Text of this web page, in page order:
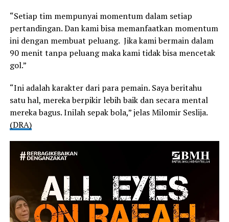
“Setiap tim mempunyai momentum dalam setiap
pertandingan. Dan kami bisa memanfaatkan momentum
ini dengan membuat peluang. Jika kami bermain dalam
90 menit tanpa peluang maka kami tidak bisa mencetak
gol.”
“Ini adalah karakter dari para pemain. Saya beritahu
satu hal, mereka berpikir lebih baik dan secara mental
mereka bagus. Inilah sepak bola,” jelas Milomir Seslija.
(DRA)